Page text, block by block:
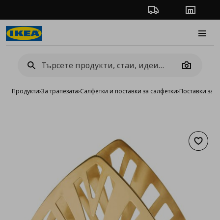
Проследяване на
Camera
Продукти›За трапезата›Салфетки и поставки за салфетки›Поставки за